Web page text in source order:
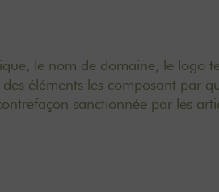
le nom de domaine, le logo
éléments les composant par
sanctionnée par les